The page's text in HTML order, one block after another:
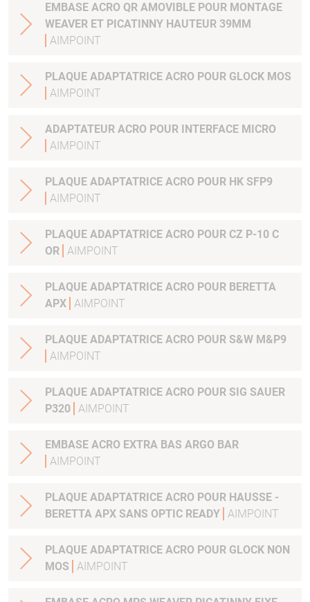
EMBASE ACRO QR AMOVIBLE POUR MONTAGE
WEAVER ET PICATINNY HAUTEUR 39MM
AIMPOINT
PLAQUE ADAPTATRICE ACRO POUR GLOCK MOS
AIMPOINT
ADAPTATEUR ACRO POUR INTERFACE MICRO
AIMPOINT
PLAQUE ADAPTATRICE ACRO POUR HK SFP9
AIMPOINT
PLAQUE ADAPTATRICE ACRO POUR CZ P-10 C
OR AIMPOINT
PLAQUE ADAPTATRICE ACRO POUR BERETTA
APX AIMPOINT
PLAQUE ADAPTATRICE ACRO POUR S&W M&P9
AIMPOINT
PLAQUE ADAPTATRICE ACRO POUR SIG SAUER
P320 AIMPOINT
EMBASE ACRO EXTRA BAS ARGO BAR
AIMPOINT
PLAQUE ADAPTATRICE ACRO POUR HAUSSE -
BERETTA APX SANS OPTIC READY AIMPOINT
PLAQUE ADAPTATRICE ACRO POUR GLOCK NON
MOS
AIMPOINT